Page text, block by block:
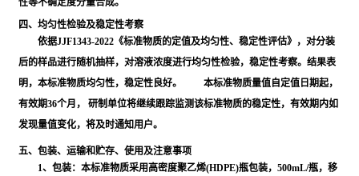
性等不确定度分量合成。
四、均匀性检验及稳定性考察
依据JJF1343-2022《标准物质的定值及均匀性、稳定性评估》，对分装
后的样品进行随机抽样，对溶液浓度进行均匀性检验，稳定性考察。结果表
明，本标准物质均匀性，稳定性良好。 本标准物质量值自定值日期起，
有效期36个月， 研制单位将继续跟踪监测该标准物质的稳定性，有效期内如
发现量值变化，将及时通知用户。
五、包装、运输和贮存、使用及注意事项
1、包装：本标准物质采用高密度聚乙烯(HDPE)瓶包装，500mL/瓶，移